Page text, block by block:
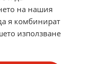
на нашия
я комбинират
използване